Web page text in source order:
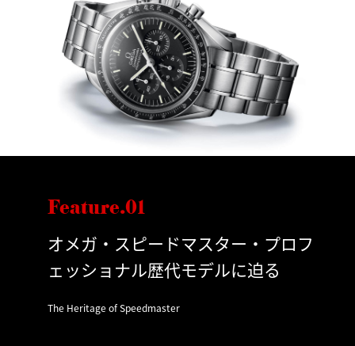
Feature.01
オメガ・スピードマスター・プロフ
ェッショナル歴代モデルに迫る
The Heritage of Speedmaster